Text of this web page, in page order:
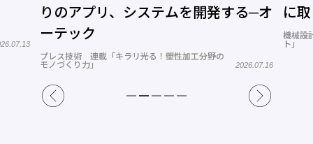
に取り組む予算がない
機械設計 連載「若手技術者戦力化のワンポイン
プレス